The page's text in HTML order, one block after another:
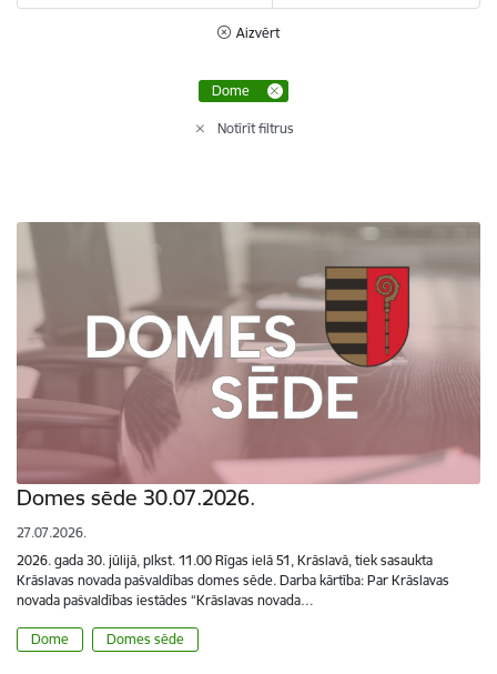
Aizvērt
Dome
Notīrīt filtrus
Domes sēde 30.07.2026.
27.07.2026.
2026. gada 30. jūlijā, plkst. 11.00 Rīgas ielā 51, Krāslavā, tiek sasaukta
Krāslavas novada pašvaldības domes sēde. Darba kārtība: Par Krāslavas
novada pašvaldības iestādes “Krāslavas novada…
Dome Domes sēde